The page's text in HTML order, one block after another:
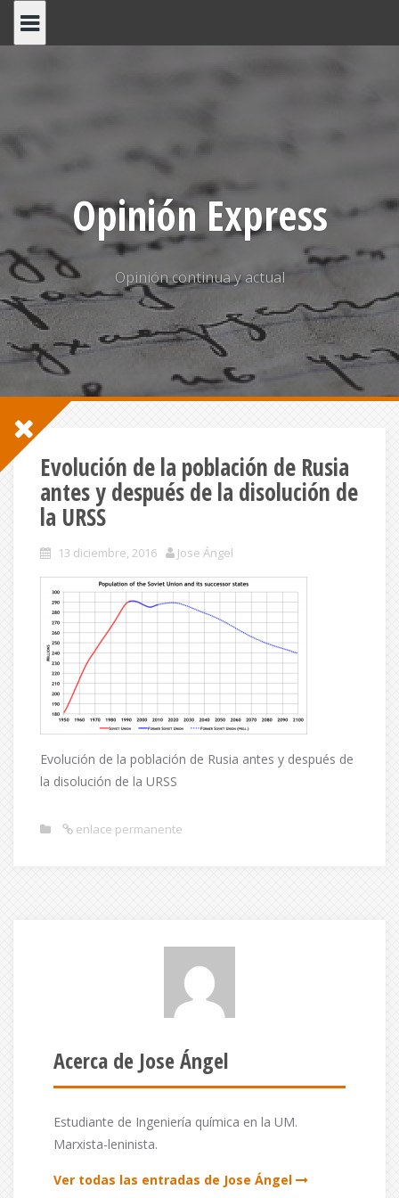
Opinión Express
Opinión continua y actual
Evolución de la población de Rusia
antes y después de la disolución de
la URSS
13 diciembre, 2016 Jose Ángel
Evolución de la población de Rusia antes y después de
la disolución de la URSS
enlace permanente
Acerca de Jose Ángel
Estudiante de Ingeniería química en la UM.
Marxista-leninista.
Ver todas las entradas de Jose Ángel